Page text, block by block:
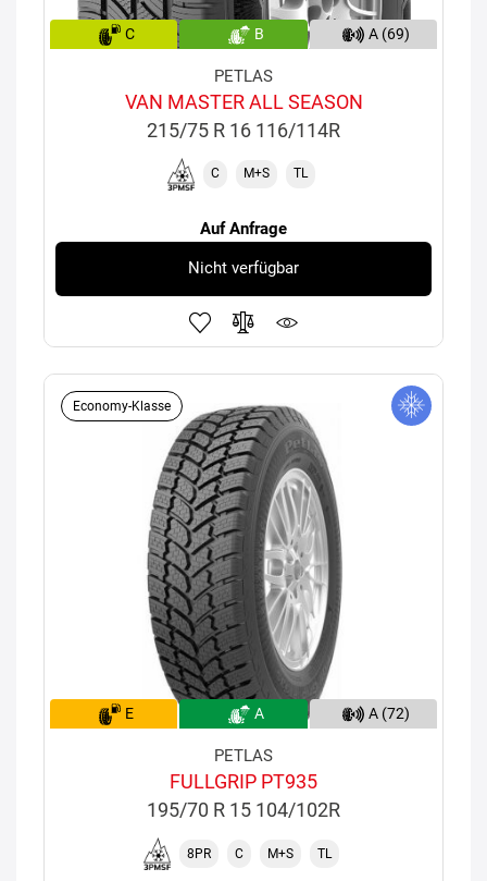
C B A (69)
PETLAS
VAN MASTER ALL SEASON
215/75 R 16 116/114R
C M+S TL
Auf Anfrage
Nicht verfügbar
Economy-Klasse
E A A (72)
PETLAS
FULLGRIP PT935
195/70 R 15 104/102R
8PR C M+S TL